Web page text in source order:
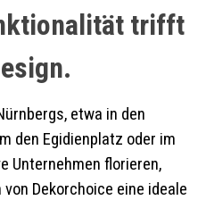
trifft
etwa in den
den Egidienplatz oder im
Unternehmen florieren,
Dekorchoice eine ideale